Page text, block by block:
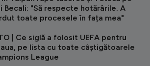
Becali: "Să respecte hotărârile. A
toate procesele în fața mea"
| Ce siglă a folosit UEFA pentru
pe lista cu toate câștigătoarele
League